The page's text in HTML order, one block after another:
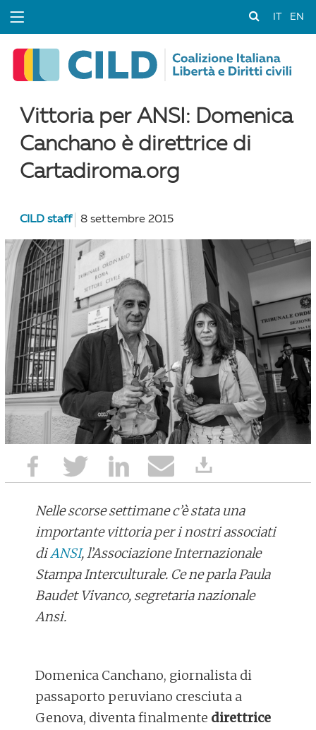
EN
Vittoria per ANSI: Domenica
Canchano è direttrice di
Cartadiroma.org
CILD staff 8 settembre 2015
Nelle scorse settimane c’è stata una
importante vittoria per i nostri associati
diANSI, l’Associazione Internazionale
Stampa Interculturale. Ce ne parla Paula
Baudet Vivanco, segretaria nazionale
Ansi.
Domenica Canchano, giornalista di
passaporto peruviano cresciuta a
Genova, diventa finalmente direttrice